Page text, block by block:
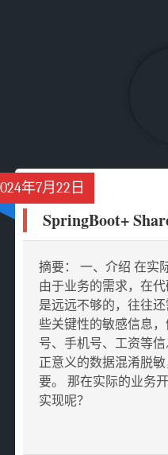
年7月22日
摘要： 一、介绍 在实
由于业务的需求，在
是远远不够的，往往
些关键性的敏感信息
号、手机号、工资等
正意义的数据混淆脱
要。 那在实际的业务
实现呢？